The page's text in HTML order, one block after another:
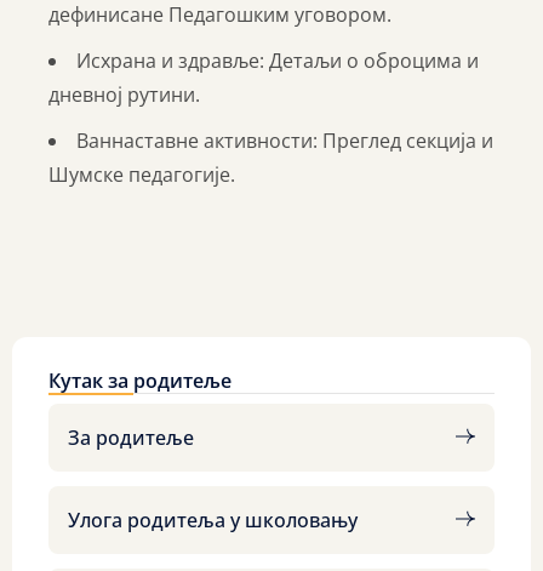
Кутак за родитеље
За родитеље
Улога родитеља у школовању
дефинисане Педагошким уговором.
Исхрана и здравље: Детаљи о оброцима и
дневној рутини.
Ваннаставне активности: Преглед секција и
Шумске педагогије.